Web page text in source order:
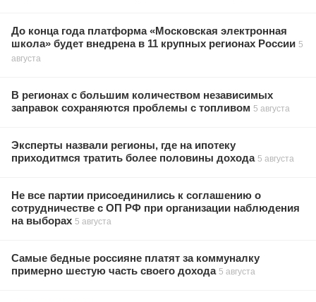
До конца года платформа «Московская электронная
школа» будет внедрена в 11 крупных регионах России 5
августа
В регионах с большим количеством независимых
заправок сохраняются проблемы с топливом 5 августа
Эксперты назвали регионы, где на ипотеку
приходитмся тратить более половины дохода 5 августа
Не все партии присоединились к соглашению о
сотрудничестве с ОП РФ при организации наблюдения
на выборах 5 августа
Самые бедные россияне платят за коммуналку
примерно шестую часть своего дохода 5 августа